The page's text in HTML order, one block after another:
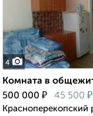
4
Комната в
500 000 ₽ 45 500 ₽
Красноперекопский